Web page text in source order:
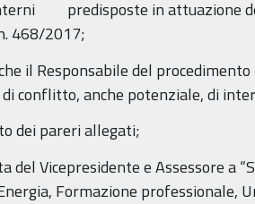
predisposte in attuazione
468/2017;
il Responsabile del
conflitto, anche potenziale, di
dei pareri allegati;
del Vicepresidente e Assessore a
Formazione professionale,